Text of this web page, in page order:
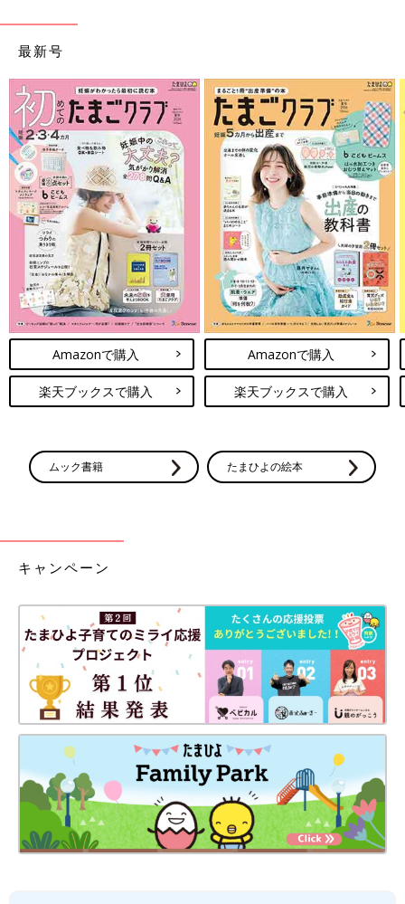
います」（葵さん）
りには30人ぐらいの人がいたそうです。
「実優が搬送されるとき、私は実優の名前を呼びながら、泣き叫
んでいて、1人では立っていられない状態でした。看護師さんが
支えてくれて、やっと立っていられました」（葵さん）
搬送先の病院には、実優ちゃんはドクターカーで。ママとパパは
車で向かいます。車で90分もかかる距離です。
「医師から“搬送中、万一のことが起きる可能性もあります。何
かあったら電話します”と言われました。
私は“どうしてこうなったの？”と自問自答を繰り返しながら、助
手席でスマホを握りしめて、ずっと泣いていました。夫もあれだ
け泣いて動揺していたはずですが、冷静に車を運転していて、
今、思えばすごい精神力だと思います」（葵さん）
検査の結果「先天性気管狭窄症」「肺動脈スリン
葵さんのスマホには、医師から緊急を知らせる連絡はなく、車は
のは「先天性気管狭窄症」と「肺動脈スリング」という聞きなれ
ない病名でした。
「先天性気管狭窄症」は、生まれつき気管が狭い病気で、ひどく
なると呼吸困難を起こす場合もあります。
「肺動脈スリング」は肺動脈(心臓から肺につながる太い血管)が
正常と異なる走行で肺につながっている病気です。
どちらも手術が必要ですが、とくに「先天性気管狭窄症」は難し
い手術で、特殊な設備が必要なため、できる病院が限られていま
す。主治医と相談して、谷口さん夫妻は、東京都立小児総合医療
センターで手術を受けることを選択しました。
「実優の病気はすべて、生まれてからわかりました。妊婦健診で
も異常は見つかりませんでした。元気ですくすく育ってくれると
思っていたので、まさかこんな大きな病気が隠れていたなん
て…。当時は、夢であったほしいという気持ちでいっぱいでし
た。実優の手術は無事成功しましたが、わが子の病気を通して元
最新号
Amazonで購入
楽天ブックスで購入
Amazonで購入
楽天ブックスで購入
ムック書籍 たまひよの絵本
キャンペーン